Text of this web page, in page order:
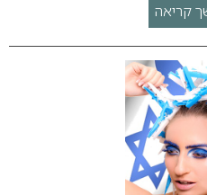
קריאה